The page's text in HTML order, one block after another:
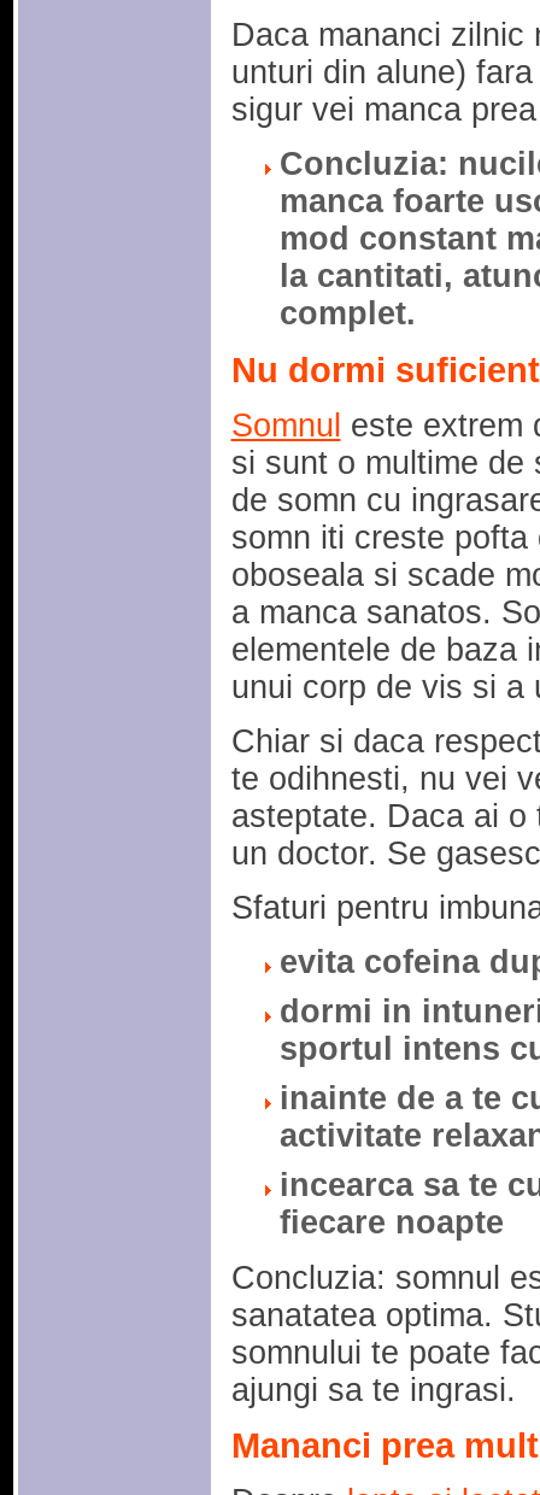
Daca mananci zilnic
unturi din alune)
sigur vei manca
Concluzia:
manca foarte
mod constant
la cantitati,
complet.
Nu dormi suficient
Somnul este extrem
si sunt o multime de
de somn cu
somn iti creste
oboseala si scade
a manca sanatos.
elementele de baza
unui corp de vis si a
Chiar si daca
te odihnesti, nu vei
asteptate. Daca ai o
un doctor. Se
Sfaturi pentru
evita cofeina
dormi in
sportul intens
inainte de a te
activitate
incearca sa te
fiecare noapte
Concluzia: somnul
sanatatea optima.
somnului te poate
ajungi sa te ingrasi.
Mananci prea